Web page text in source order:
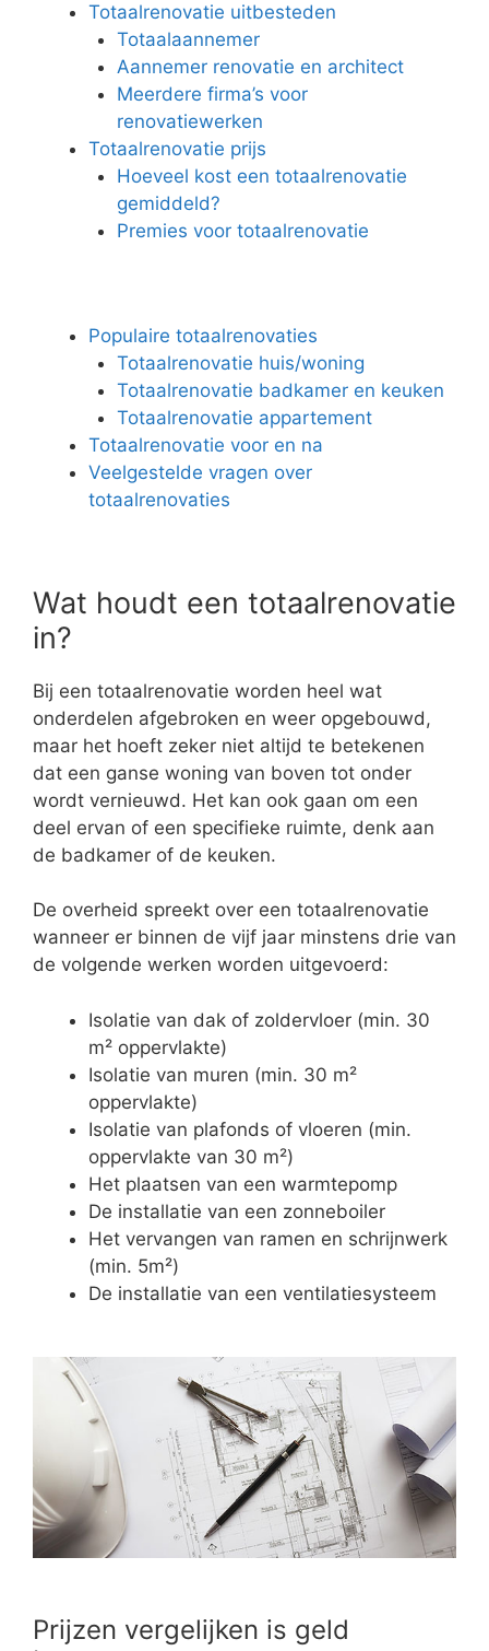
Totaalrenovatie uitbesteden
Totaalaannemer
Aannemer renovatie en architect
Meerdere firma’s voor
renovatiewerken
Totaalrenovatie prijs
Hoeveel kost een totaalrenovatie
gemiddeld?
Premies voor totaalrenovatie
Populaire totaalrenovaties
Totaalrenovatie huis/woning
Totaalrenovatie badkamer en keuken
Totaalrenovatie appartement
Totaalrenovatie voor en na
Veelgestelde vragen over
totaalrenovaties
Wat houdt een totaalrenovatie
in?
Bij een totaalrenovatie worden heel wat
onderdelen afgebroken en weer opgebouwd,
maar het hoeft zeker niet altijd te betekenen
dat een ganse woning van boven tot onder
wordt vernieuwd. Het kan ook gaan om een
deel ervan of een specifieke ruimte, denk aan
de badkamer of de keuken.
De overheid spreekt over een totaalrenovatie
wanneer er binnen de vijf jaar minstens drie van
de volgende werken worden uitgevoerd:
Isolatie van dak of zoldervloer (min. 30
m² oppervlakte)
Isolatie van muren (min. 30 m²
oppervlakte)
Isolatie van plafonds of vloeren (min.
oppervlakte van 30 m²)
Het plaatsen van een warmtepomp
De installatie van een zonneboiler
Het vervangen van ramen en schrijnwerk
(min. 5m²)
De installatie van een ventilatiesysteem
Prijzen vergelijken is geld